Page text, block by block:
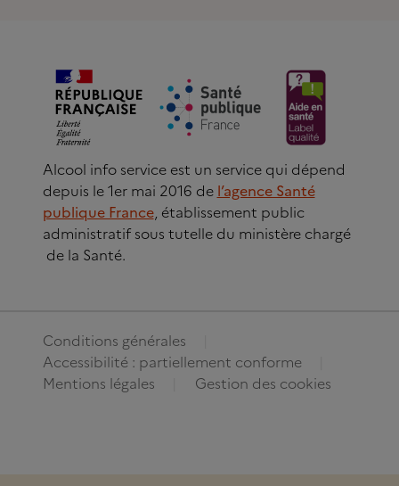
Alcool info service est un service qui dépend
depuis le 1er mai 2016 de l’agence Santé
publique France, établissement public
administratif sous tutelle du ministère chargé
de la Santé.
Conditions générales
Accessibilité : partiellement conforme
Mentions légales
Gestion des cookies